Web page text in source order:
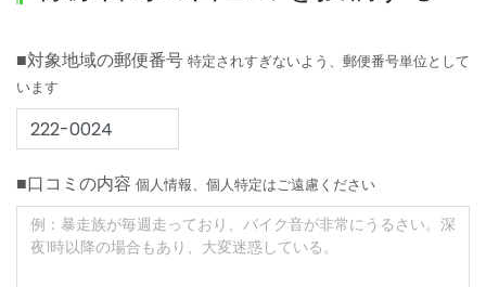
■対象地域の郵便番号 特定されすぎないよう、郵便番号単位として
います
■口コミの内容 個人情報、個人特定はご遠慮ください